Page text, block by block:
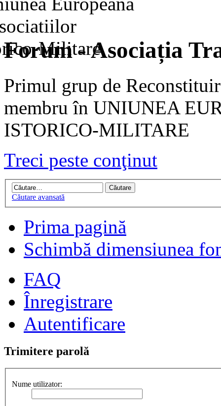
Forum - Asociația
Primul grup de
membru în UNIUNEA
ISTORICO-MILITARE
Treci peste conţinut
Căutare avansată
Prima pagină
Schimbă dimensiunea
FAQ
Înregistrare
Autentificare
Trimitere parolă
Nume utilizator: